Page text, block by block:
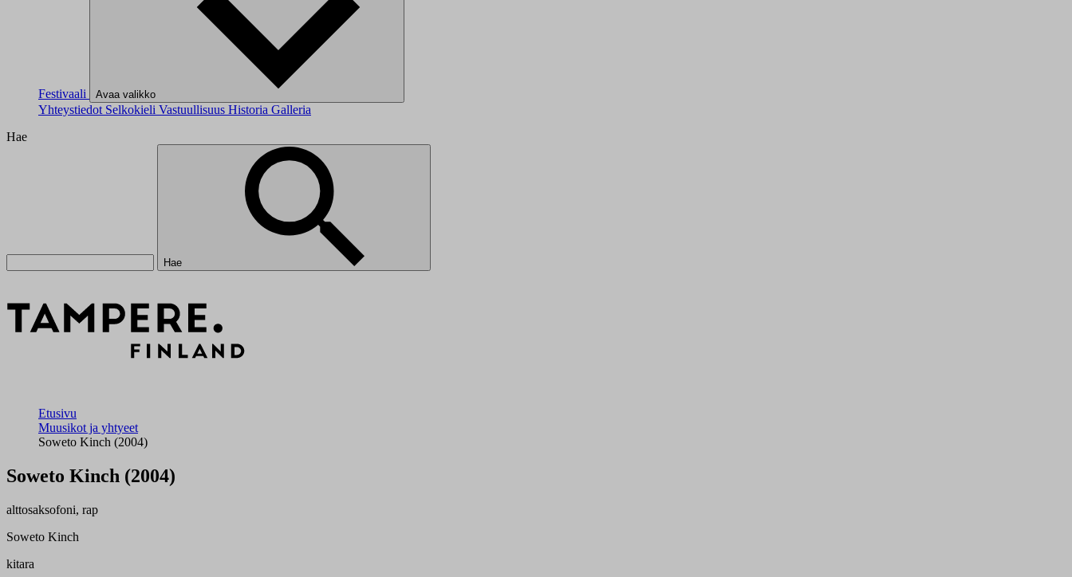
Festivaali Avaa valikko
Yhteystiedot Selkokieli Vastuullisuus Historia Galleria
Hae
Hae
Etusivu
Muusikot ja yhtyeet
Soweto Kinch (2004)
Soweto Kinch (2004)
alttosaksofoni, rap
Soweto Kinch
kitara